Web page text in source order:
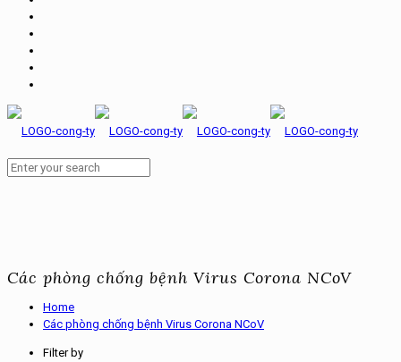
Các phòng chống bệnh Virus Corona NCoV
Home
Các phòng chống bệnh Virus Corona NCoV
Filter by